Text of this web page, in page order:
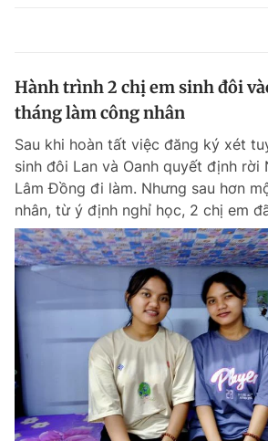
Hành trình 2 chị em sinh đôi
tháng làm công nhân
Sau khi hoàn tất việc đăng ký xét
sinh đôi Lan và Oanh quyết định rời
Lâm Đồng đi làm. Nhưng sau hơn
nhân, từ ý định nghỉ học, 2 chị em